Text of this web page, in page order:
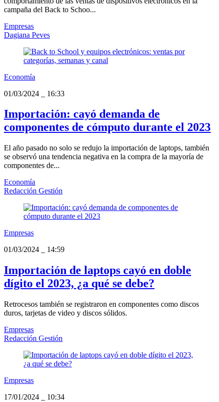
campaña del Back to Schoo...
Empresas
Dagiana Peves
Economía
01/03/2024
16:33
Importación: cayó demanda de
componentes de cómputo durante el 2023
El año pasado no solo se redujo la importación de laptops, también
se observó una tendencia negativa en la compra de la mayoría de
componentes de...
Economía
Redacción Gestión
Empresas
01/03/2024
14:59
Importación de laptops cayó en doble
dígito el 2023, ¿a qué se debe?
Retrocesos también se registraron en componentes como discos
duros, tarjetas de video y discos sólidos.
Empresas
Redacción Gestión
Empresas
17/01/2024
10:34